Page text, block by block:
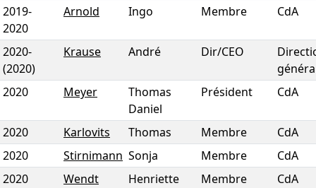
2019-
2020
Arnold Ingo Membre CdA
2020-
(2020)
Krause André Dir/CEO
2020
Meyer
Thomas
Daniel
Président CdA
2020 Karlovits Thomas Membre
CdA
2020
Stirnimann Sonja Membre
CdA
2020
Wendt Henriette Membre CdA